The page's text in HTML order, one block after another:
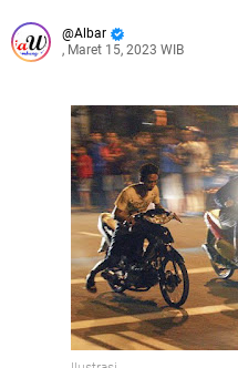
Albar
, Maret 15, 2023 WIB